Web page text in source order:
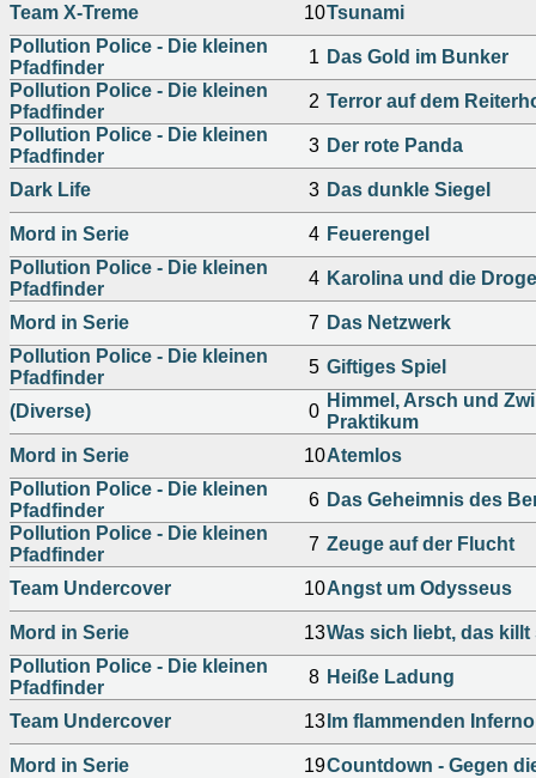
Team X-Treme 10Tsunami
Pollution Police - Die kleinen
Pfadfinder
1 Das Gold im Bunker
Pollution Police - Die kleinen
Pfadfinder
2 Terror auf dem
Pollution Police - Die kleinen
Pfadfinder
3 Der rote Panda
Dark Life 3 Das dunkle Siegel
Mord in Serie 4 Feuerengel
Pollution Police - Die kleinen
Pfadfinder
4 Karolina und die
Mord in Serie 7 Das Netzwerk
Pollution Police - Die kleinen
Pfadfinder
5 Giftiges Spiel
(Diverse) 0
Himmel, Arsch und
Praktikum
Mord in Serie
10Atemlos
Pollution Police - Die kleinen
Pfadfinder
6 Das Geheimnis des
Pollution Police - Die kleinen
Pfadfinder
7 Zeuge auf der Flucht
Team Undercover 10Angst um Odysseus
Mord in Serie 13Was sich liebt, das killt
Pollution Police - Die kleinen
Pfadfinder
8 Heiße Ladung
Team Undercover 13 Im flammenden Inferno
Mord in Serie 19Countdown - Gegen